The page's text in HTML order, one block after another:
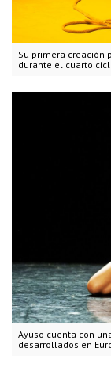
Su primera creación
durante el cuarto
Ayuso cuenta con
desarrollados en